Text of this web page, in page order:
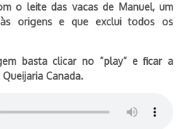
o leite das vacas de Manuel, um
origens e que exclui todos os
basta clicar no “play” e ficar a
Canada.